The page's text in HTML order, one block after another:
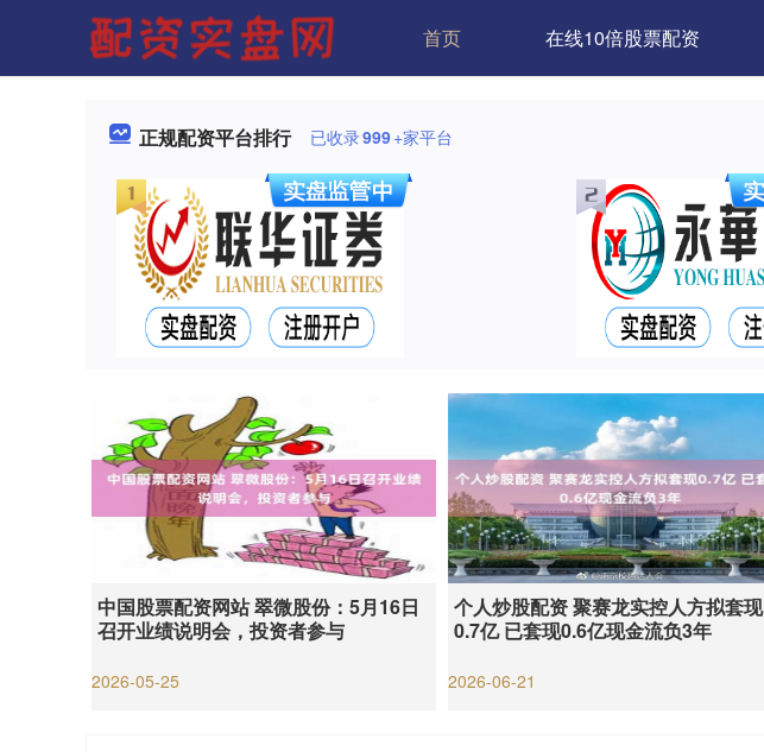
首页 在线10倍股票配资
正规配资平台排行 已收录999+家平台
中国股票配资网站 翠微股份：5月16日
召开业绩说明会，投资者参与
2026-05-25
个人炒股配资 聚赛龙实控人方拟套现
0.7亿 已套现0.6亿现金流负3年
2026-06-21